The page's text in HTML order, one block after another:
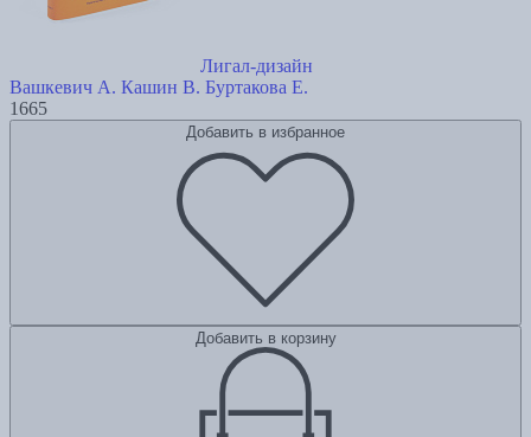
Лигал-дизайн
Вашкевич А. Кашин В. Буртакова Е.
1665
Добавить в избранное
Добавить в корзину